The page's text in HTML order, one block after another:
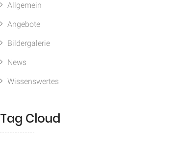
Allgemein
Angebote
Bildergalerie
News
Wissenswertes
Tag Cloud